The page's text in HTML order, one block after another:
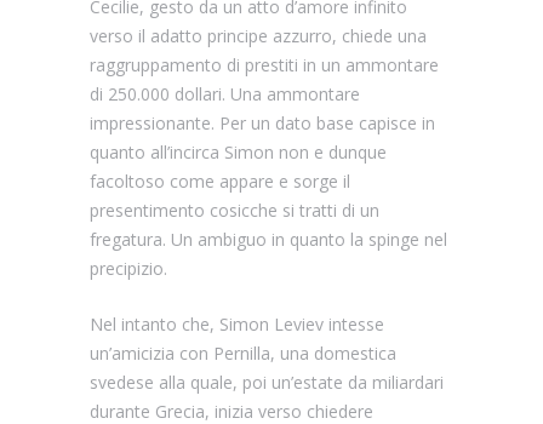
Cecilie, gesto da un atto d’amore infinito
verso il adatto principe azzurro, chiede una
raggruppamento di prestiti in un ammontare
di 250.000 dollari. Una ammontare
impressionante. Per un dato base capisce in
quanto all’incirca Simon non e dunque
facoltoso come appare e sorge il
presentimento cosicche si tratti di un
fregatura. Un ambiguo in quanto la spinge nel
precipizio.
Nel intanto che, Simon Leviev intesse
un’amicizia con Pernilla, una domestica
svedese alla quale, poi un’estate da miliardari
durante Grecia, inizia verso chiedere